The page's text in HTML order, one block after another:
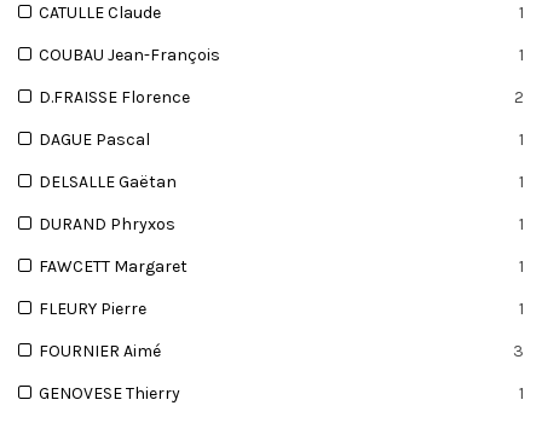
CATULLE Claude 1
COUBAU Jean-François 1
D.FRAISSE Florence 2
DAGUE Pascal 1
DELSALLE Gaëtan 1
DURAND Phryxos 1
FAWCETT Margaret 1
FLEURY Pierre 1
FOURNIER Aimé 3
GENOVESE Thierry 1